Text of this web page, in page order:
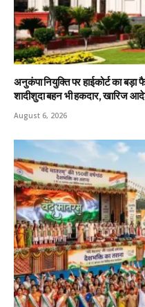
अनुकंपा नियुक्ति पर हाईकोर्ट का बड़ा
शादीशुदा बहन भी हकदार, खारिज
August 6, 2026